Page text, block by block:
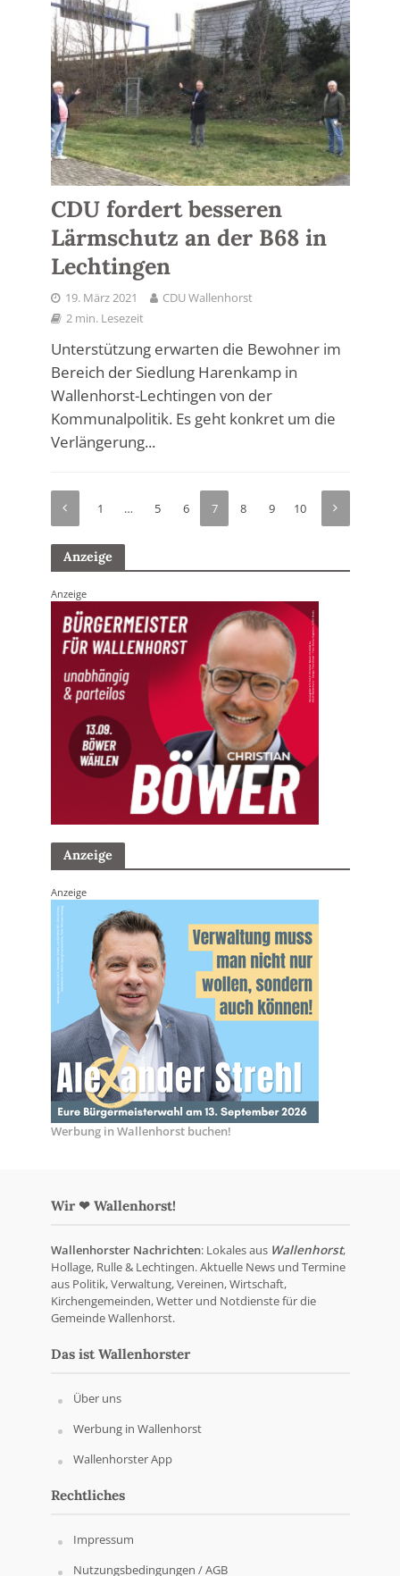
CDU fordert besseren
Lärmschutz an der B68 in
Lechtingen
19. März 2021
CDU Wallenhorst
2 min. Lesezeit
Unterstützung erwarten die Bewohner im
Bereich der Siedlung Harenkamp in
Wallenhorst-Lechtingen von der
Kommunalpolitik. Es geht konkret um die
Verlängerung...
1 … 5 6 7 8 9 10
Anzeige
Anzeige
Anzeige
Anzeige
Werbung in Wallenhorst buchen!
Wir ❤ Wallenhorst!
Wallenhorster Nachrichten: Lokales aus Wallenhorst,
Hollage, Rulle & Lechtingen. Aktuelle News und Termine
aus Politik, Verwaltung, Vereinen, Wirtschaft,
Kirchengemeinden, Wetter und Notdienste für die
Gemeinde Wallenhorst.
Das ist Wallenhorster
Über uns
Werbung in Wallenhorst
Wallenhorster App
Rechtliches
Impressum
Nutzungsbedingungen / AGB